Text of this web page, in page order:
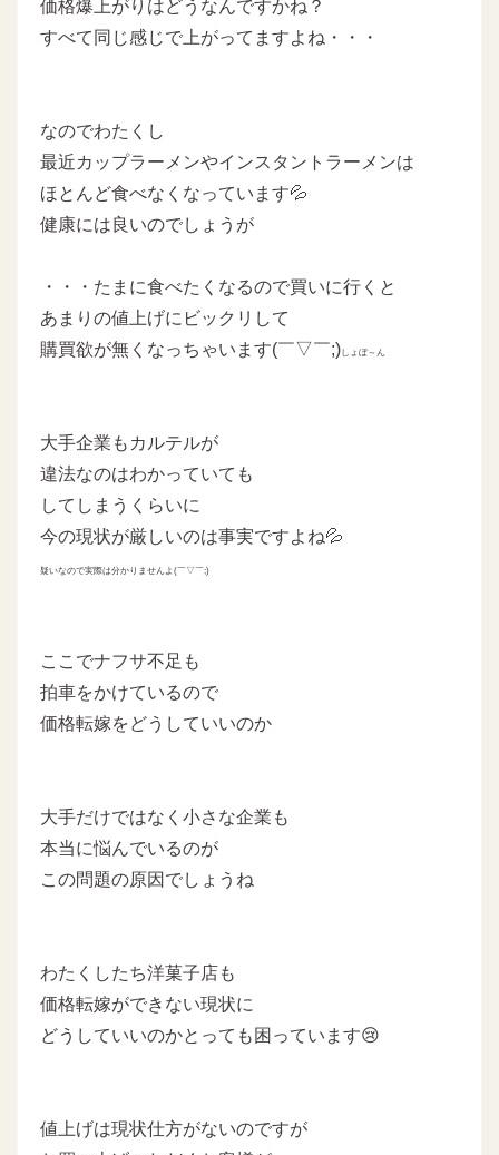
価格爆上がりはどうなんですかね？
すべて同じ感じで上がってますよね・・・
なのでわたくし
最近カップラーメンやインスタントラーメンは
ほとんど食べなくなっています💦
健康には良いのでしょうが
・・・たまに食べたくなるので買いに行くと
あまりの値上げにビックリして
購買欲が無くなっちゃいます(￣▽￣;) しょぼ～ん
大手企業もカルテルが
違法なのはわかっていても
してしまうくらいに
今の現状が厳しいのは事実ですよね💦
疑いなので実際は分かりませんよ(￣▽￣;)
ここでナフサ不足も
拍車をかけているので
価格転嫁をどうしていいのか
大手だけではなく小さな企業も
本当に悩んでいるのが
この問題の原因でしょうね
わたくしたち洋菓子店も
価格転嫁ができない現状に
どうしていいのかとっても困っています😢
値上げは現状仕方がないのですが